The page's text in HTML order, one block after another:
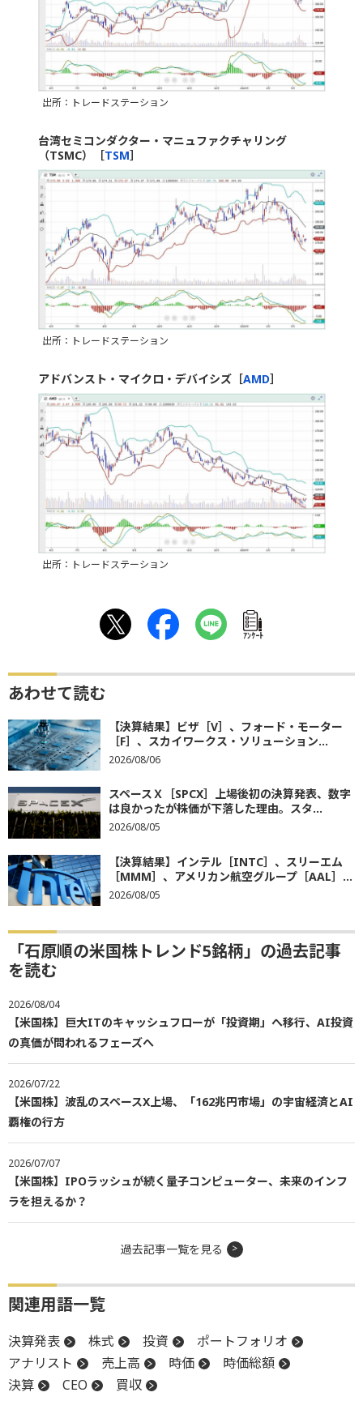
出所：トレードステーション
台湾セミコンダクター・マニュファクチャリング
（TSMC）［TSM］
出所：トレードステーション
アドバンスト・マイクロ・デバイシズ［AMD］
出所：トレードステーション
ｱﾝｹｰﾄ
あわせて読む
【決算結果】ビザ［V］、フォード・モーター
［F］、スカイワークス・ソリューション...
2026/08/06
スペースＸ［SPCX］上場後初の決算発表、数字
は良かったが株価が下落した理由。スタ...
2026/08/05
【決算結果】インテル［INTC］、スリーエム
［MMM］、アメリカン航空グループ［AAL］...
2026/08/05
「石原順の米国株トレンド5銘柄」の過去記事
を読む
2026/08/04
【米国株】巨大ITのキャッシュフローが「投資期」へ移行、AI投資
の真価が問われるフェーズへ
2026/07/22
【米国株】波乱のスペースX上場、「162兆円市場」の宇宙経済とAI
覇権の行方
2026/07/07
【米国株】IPOラッシュが続く量子コンピューター、未来のインフ
ラを担えるか？
過去記事一覧を見る
関連用語一覧
決算発表 株式 投資
ポートフォリオ
アナリスト
売上高 時価
時価総額
決算
CEO 買収